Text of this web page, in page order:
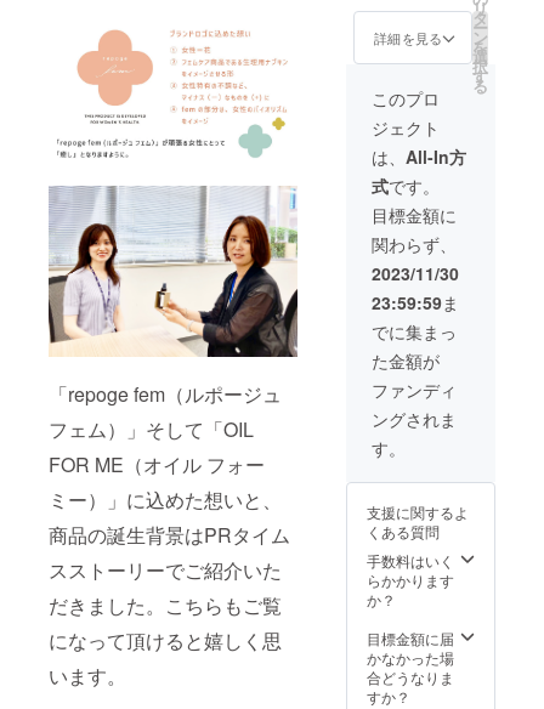
「repoge fem（ルポージュ
フェム）」そして「OIL
FOR ME（オイル フォー
ミー）」に込めた想いと、
商品の誕生背景はPRタイム
スストーリーでご紹介いた
だきました。こちらもご覧
になって頂けると嬉しく思
います。
化粧品
製造販
売業許
可を有
してい
ます。
お持ち
の方は
医師に
ご相談
の上お
飲みく
ださ
い。 ※
避妊目
的でピ
ルを服
用中の
方はお
飲みい
ただけ
ませ
妊娠中
の方は
いただ
けませ
ご相談
の上お
飲みく
ださ
い。
満のお
子様は
お飲み
いただ
小学生
お子様
はお飲
だけま
せん。
※妊娠中
の方・
授乳中
の方は
医師に
ご相談
の上、
お飲み
くださ
い。 ■
商品詳
細 商品
名：
フォー
ア
ヘル
3,000円
（税
3,240
円） 内
300ml
(10ml×
30包）
30日分
ページ
をご確
さい。
■商品詳
細 商品
名：
フォー
ウー
マン
ズ バ
ランス
定価：
3,000円
（税
込：
3,240
円） 内
容量：
300ml
(10ml×
日本製
賞味期
限：
5月 ※乳
がんや
巣がん
などの
ホルモ
でいた
だける
です。
よもぎ
風呂で
芯から
『温
活』健
康法を
ぜひ取
り入れ
てみて
下さ
い。 ※
送料込
みのお
値段で
す。 ※
キク科
方（花
粉症を
除く）
はご使
用をお
控えく
妊娠中
の方は
医師に
リン
ク、
BATH
ご自宅
で手軽
ぎ蒸し
気分が
楽しめ
る入浴
料、そ
FOR
MEはヘ
ディも
ケアで
ルチ美
す。
repoge
femで
『癒し
の時
間』と
労わ
り』を
始めて
BALAN
CEは1
ストツ
キス32g
を配合
し、乱
れがち
な女性
のリズ
ムを穏
やかに
くれる
女性に
うれし
いドリ
ンクで
す。ベ
リー味
リンク
で飲み
やす
く、水
なしで
どこで
ことが
出来ま
す。鞄
込
み）】
ご家族
で飲め
る4カ月
分
♪【CA
MPFIRE
限定】
FOR A
HEALH
Y LIFE
のお得
な4個
セット
です。
FOR A
HEALH
Y LIFE
は1包あ
たり
酵液
バ」
100gを
配合
し、女
男性や
お子様
にもお
詳細を見る
リ
タ
ー
ン
を
選
択
す
る
このプロ
ジェクト
は、 All-In方
式です。
目標金額に
関わらず、
2023/11/30
23:59:59ま
でに集まっ
た金額が
ファンディ
ングされま
す。
支援に関するよ
くある質問
手数料はいく
らかかります
か？
目標金額に届
かなかった場
合どうなりま
すか？